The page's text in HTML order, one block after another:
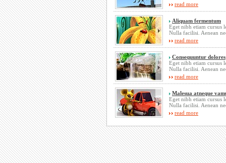
read more
Aliquam fermentum
Eget nibh etiam cursus
Nulla facilisi. Aenean
read more
Consequuntur dolores
Eget nibh etiam cursus
Nulla facilisi. Aenean
read more
Malesua atneque
Eget nibh etiam cursus
Nulla facilisi. Aenean
read more